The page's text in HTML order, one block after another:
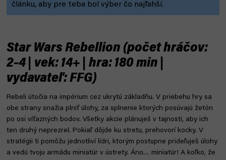
článku, aby pre teba bol výber čo najľahší.
Star Wars Rebellion (počet hráčov:
2–4 | vek: 14+ | hra: 180 min |
vydavateľ: FFG)
Rebeli útočia na impérium cez ukrytú základňu. V priebehu hry sa
obe strany snažia plniť úlohy, za splnenie ktorých posúvajú žetón
po osi víťazných bodov. Všetky akcie plánuješ v tajnosti, aby ich
ten druhý neprezrel. Pokiaľ dôjde ku stretu, prehovorí kocky. V
stratégii ti pomôžu jednotliví lídri, ktorým postupne prideľuješ úlohy
a vedú tvoju armádu miniatúr v ústrety. Áno… miniatúr! A koľko, že